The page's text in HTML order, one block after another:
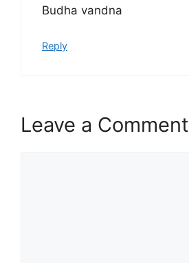
Budha vandna
Reply
Leave a Comment